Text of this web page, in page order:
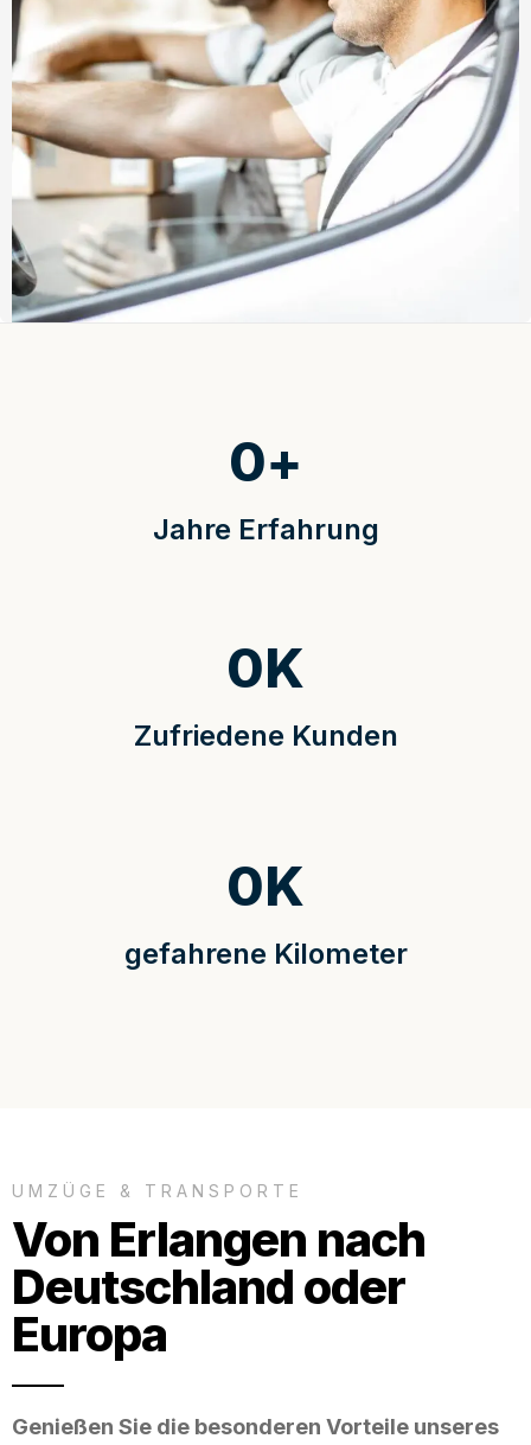
Jahre Erfahrung
0+
Zufriedene Kunden
0K
gefahrene Kilometer
0K
UMZÜGE & TRANSPORTE
Von Erlangen nach
Deutschland oder
Europa
Genießen Sie die besonderen Vorteile unseres